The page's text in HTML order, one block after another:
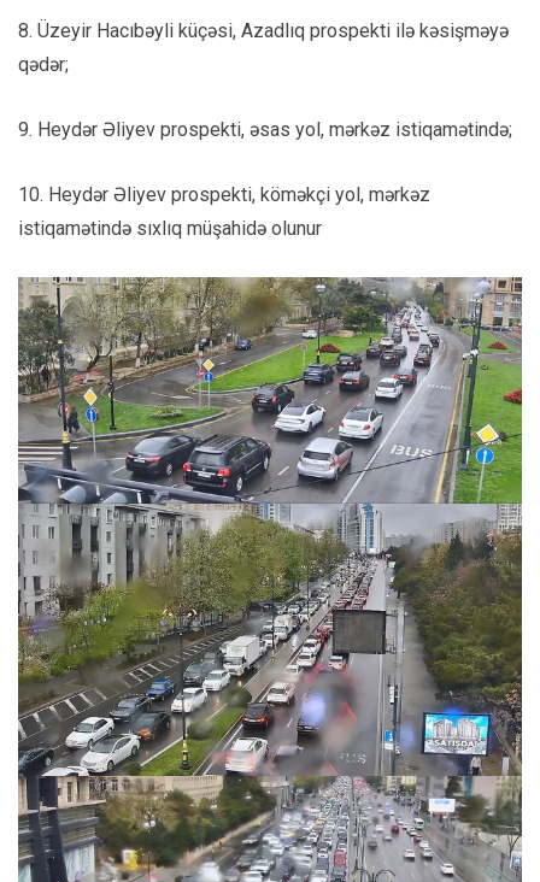
8. Üzeyir Hacıbəyli küçəsi, Azadlıq prospekti ilə kəsişməyə
qədər;
9. Heydər Əliyev prospekti, əsas yol, mərkəz istiqamətində;
10. Heydər Əliyev prospekti, köməkçi yol, mərkəz
istiqamətində sıxlıq müşahidə olunur